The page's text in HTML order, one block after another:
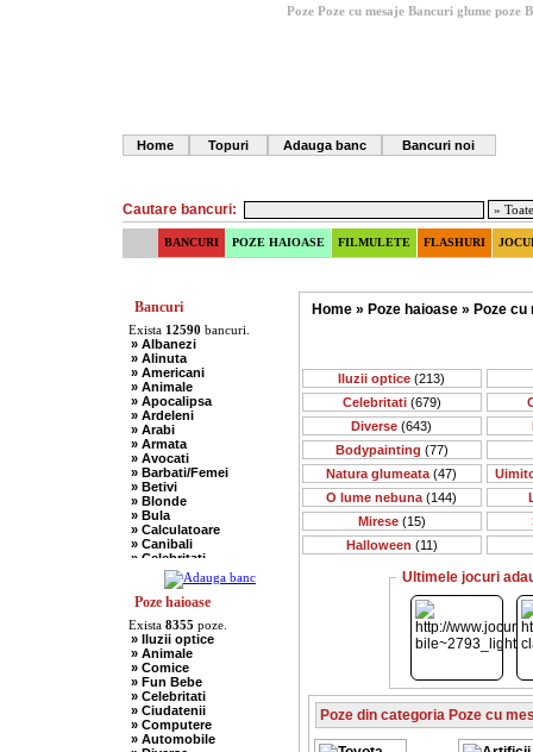
Poze Poze cu mesaje Bancuri glume poze
Home Topuri Adauga banc Bancuri noi
Cautare bancuri:
BANCURI POZE HAIOASE FILMULETE FLASHURI
Bancuri
Exista 12590 bancuri.
» Albanezi
» Alinuta
» Americani
» Animale
» Apocalipsa
» Ardeleni
» Arabi
» Armata
» Avocati
» Barbati/Femei
» Betivi
» Blonde
» Bula
» Calculatoare
» Canibali
» Celebritati
» Chelneri
» Chuck Norris
» Ciobani
» Copii
» Craciun
» Cugetari
» Culmi
» Deocheate
» Diverse
» Doctori
» Elevi-Studenti
» Englezi
Poze haioase
Exista 8355 poze.
» Iluzii optice
» Animale
» Comice
» Fun Bebe
» Celebritati
» Ciudatenii
» Computere
» Automobile
Home» Poze haioase» Poze cu
Iluzii optice (213)
Celebritati(679)
Diverse (643)
Bodypainting (77)
Natura glumeata (47)
O lume nebuna (144)
Mirese(15)
Halloween (11)
Ultimele jocuri
Poze din categoria Poze cu